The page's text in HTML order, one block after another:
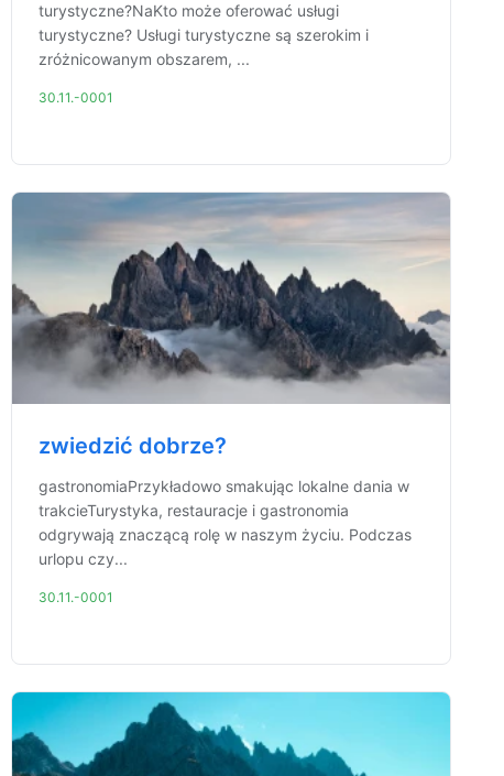
turystyczne?NaKto może oferować usługi
turystyczne? Usługi turystyczne są szerokim i
zróżnicowanym obszarem, ...
30.11.-0001
zwiedzić dobrze?
gastronomiaPrzykładowo smakując lokalne dania w
trakcieTurystyka, restauracje i gastronomia
odgrywają znaczącą rolę w naszym życiu. Podczas
urlopu czy...
30.11.-0001